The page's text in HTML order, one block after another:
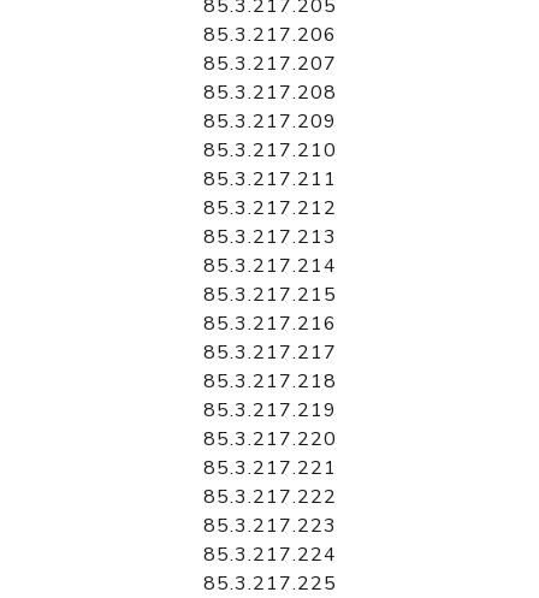
85.3.217.205
85.3.217.206
85.3.217.207
85.3.217.208
85.3.217.209
85.3.217.210
85.3.217.211
85.3.217.212
85.3.217.213
85.3.217.214
85.3.217.215
85.3.217.216
85.3.217.217
85.3.217.218
85.3.217.219
85.3.217.220
85.3.217.221
85.3.217.222
85.3.217.223
85.3.217.224
85.3.217.225